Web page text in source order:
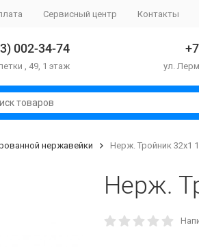
Сервисный центр Контакты
002-34-74
, 49, 1 этаж ул.
нержавейки Нерж. Тройник 32х1
Нерж.